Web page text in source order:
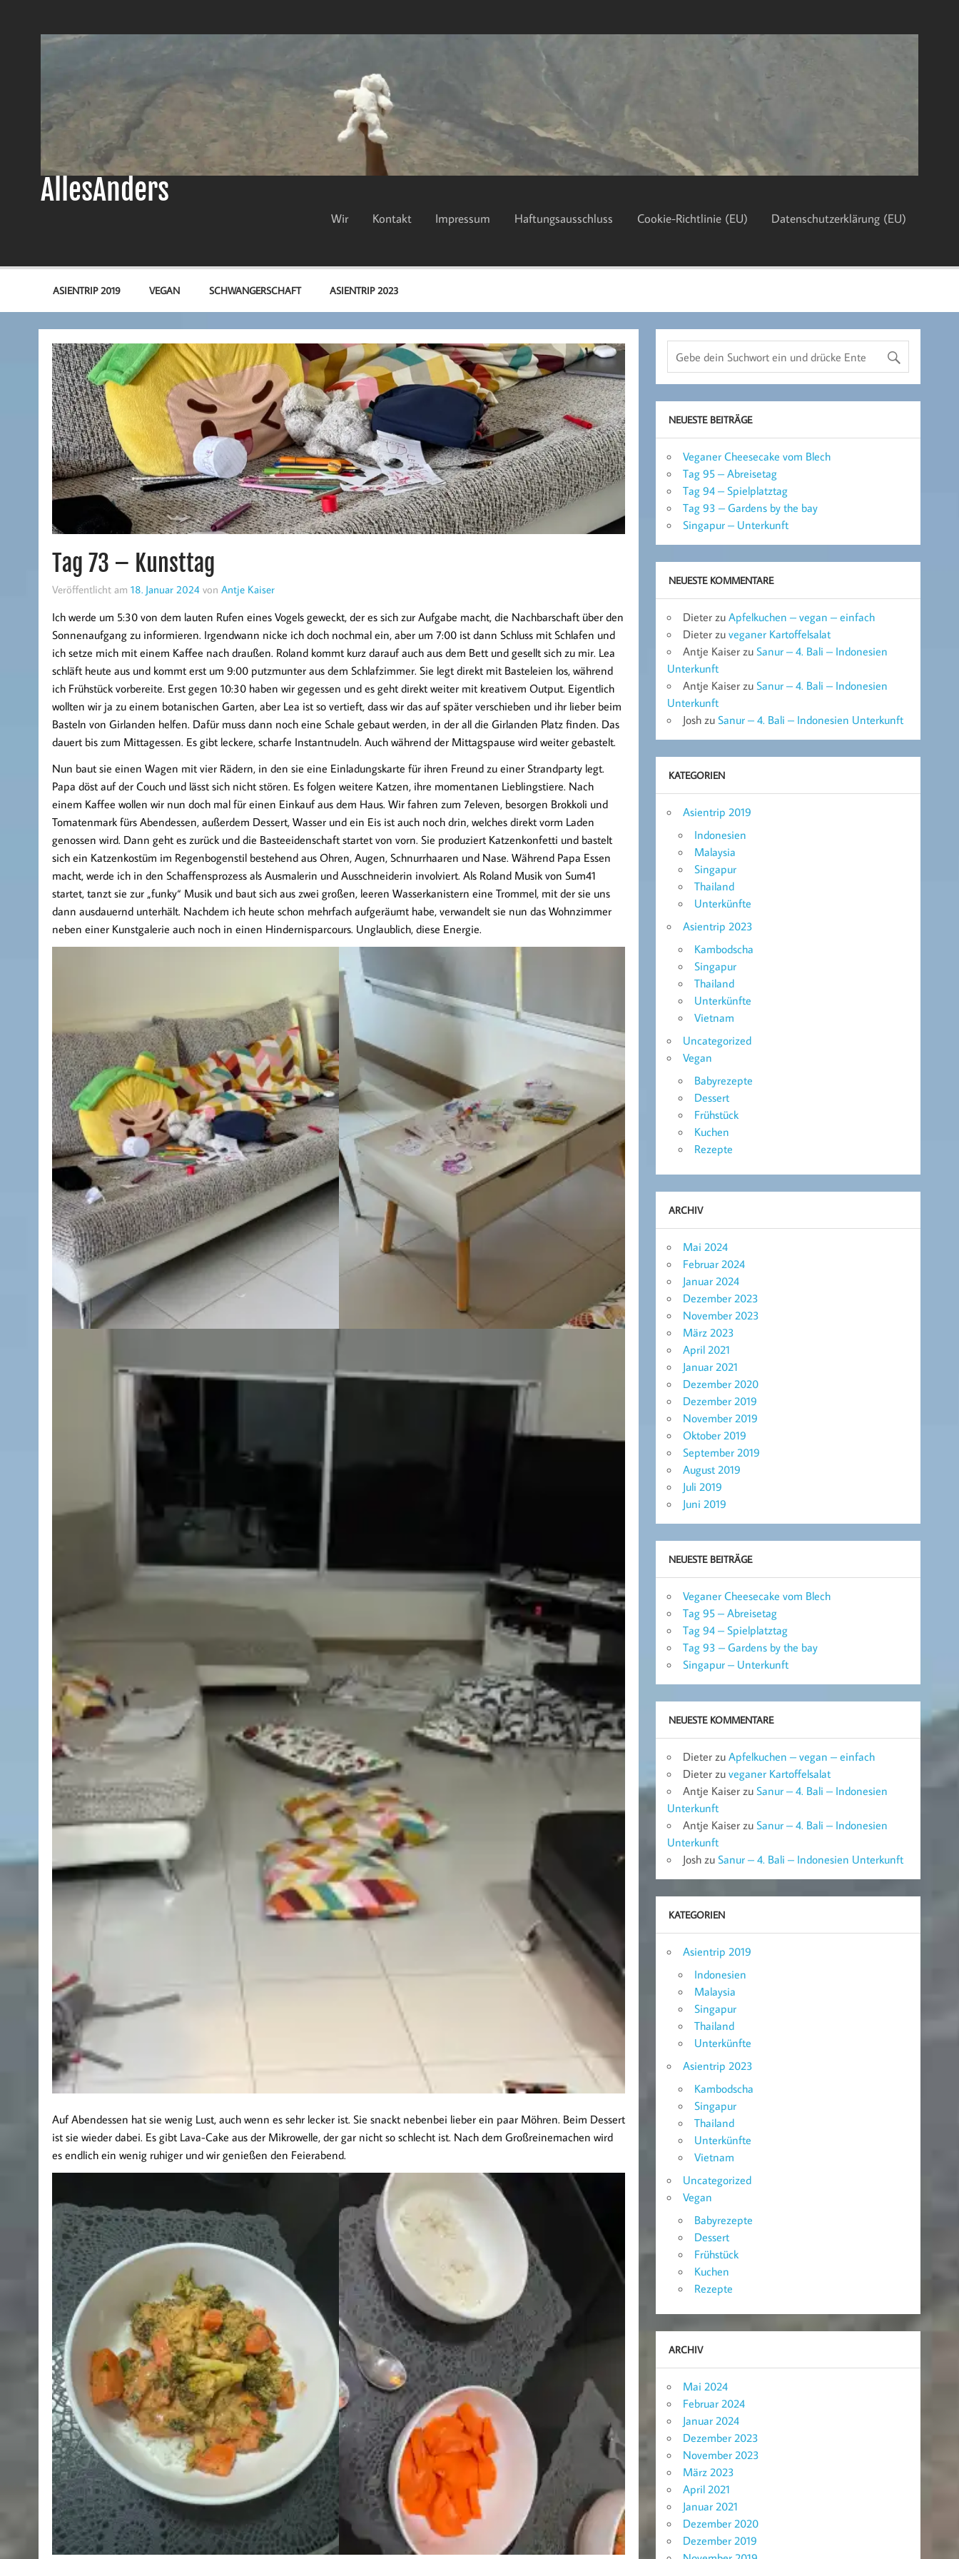
AllesAnders
Wir Kontakt Impressum Haftungsausschluss Cookie-Richtlinie (EU) Datenschutzerklärung (EU)
ASIENTRIP 2019 VEGAN SCHWANGERSCHAFT ASIENTRIP 2023
Tag 73 – Kunsttag
Veröffentlicht am 18. Januar 2024 von Antje Kaiser
Ich werde um 5:30 von dem lauten Rufen eines Vogels geweckt, der es sich zur Aufgabe macht, die Nachbarschaft über den
Sonnenaufgang zu informieren. Irgendwann nicke ich doch nochmal ein, aber um 7:00 ist dann Schluss mit Schlafen und
ich setze mich mit einem Kaffee nach draußen. Roland kommt kurz darauf auch aus dem Bett und gesellt sich zu mir. Lea
schläft heute aus und kommt erst um 9:00 putzmunter aus dem Schlafzimmer. Sie legt direkt mit Basteleien los, während
ich Frühstück vorbereite. Erst gegen 10:30 haben wir gegessen und es geht direkt weiter mit kreativem Output. Eigentlich
wollten wir ja zu einem botanischen Garten, aber Lea ist so vertieft, dass wir das auf später verschieben und ihr lieber beim
Basteln von Girlanden helfen. Dafür muss dann noch eine Schale gebaut werden, in der all die Girlanden Platz finden. Das
dauert bis zum Mittagessen. Es gibt leckere, scharfe Instantnudeln. Auch während der Mittagspause wird weiter gebastelt.
Nun baut sie einen Wagen mit vier Rädern, in den sie eine Einladungskarte für ihren Freund zu einer Strandparty legt.
Papa döst auf der Couch und lässt sich nicht stören. Es folgen weitere Katzen, ihre momentanen Lieblingstiere. Nach
einem Kaffee wollen wir nun doch mal für einen Einkauf aus dem Haus. Wir fahren zum 7eleven, besorgen Brokkoli und
Tomatenmark fürs Abendessen, außerdem Dessert, Wasser und ein Eis ist auch noch drin, welches direkt vorm Laden
genossen wird. Dann geht es zurück und die Basteeidenschaft startet von vorn. Sie produziert Katzenkonfetti und bastelt
sich ein Katzenkostüm im Regenbogenstil bestehend aus Ohren, Augen, Schnurrhaaren und Nase. Während Papa Essen
macht, werde ich in den Schaffensprozess als Ausmalerin und Ausschneiderin involviert. Als Roland Musik von Sum41
startet, tanzt sie zur „funky“ Musik und baut sich aus zwei großen, leeren Wasserkanistern eine Trommel, mit der sie uns
dann ausdauernd unterhält. Nachdem ich heute schon mehrfach aufgeräumt habe, verwandelt sie nun das Wohnzimmer
neben einer Kunstgalerie auch noch in einen Hindernisparcours. Unglaublich, diese Energie.
Auf Abendessen hat sie wenig Lust, auch wenn es sehr lecker ist. Sie snackt nebenbei lieber ein paar Möhren. Beim Dessert
ist sie wieder dabei. Es gibt Lava-Cake aus der Mikrowelle, der gar nicht so schlecht ist. Nach dem Großreinemachen wird
es endlich ein wenig ruhiger und wir genießen den Feierabend.
NEUESTE BEITRÄGE
Veganer Cheesecake vom Blech
Tag 95 – Abreisetag
Tag 94 – Spielplatztag
Tag 93 – Gardens by the bay
Singapur – Unterkunft
NEUESTE KOMMENTARE
Dieter zuApfelkuchen – vegan – einfach
Dieter zuveganer Kartoffelsalat
Antje Kaiser zu Sanur – 4. Bali – Indonesien
Unterkunft
Antje Kaiser zu Sanur – 4. Bali – Indonesien
Unterkunft
Josh zu Sanur – 4. Bali – Indonesien Unterkunft
KATEGORIEN
Asientrip 2019
Indonesien
Malaysia
Singapur
Thailand
Unterkünfte
Asientrip 2023
Kambodscha
Singapur
Thailand
Unterkünfte
Vietnam
Uncategorized
Vegan
Babyrezepte
Dessert
Frühstück
Kuchen
Rezepte
ARCHIV
Mai 2024
Februar 2024
Januar 2024
Dezember 2023
November 2023
März 2023
April 2021
Januar 2021
Dezember 2020
Dezember 2019
November 2019
Oktober 2019
September 2019
August 2019
Juli 2019
Juni 2019
NEUESTE BEITRÄGE
Veganer Cheesecake vom Blech
Tag 95 – Abreisetag
Tag 94 – Spielplatztag
Tag 93 – Gardens by the bay
Singapur – Unterkunft
NEUESTE KOMMENTARE
Dieter zuApfelkuchen – vegan – einfach
Dieter zuveganer Kartoffelsalat
Antje Kaiser zu Sanur – 4. Bali – Indonesien
Unterkunft
Antje Kaiser zu Sanur – 4. Bali – Indonesien
Unterkunft
Josh zu Sanur – 4. Bali – Indonesien Unterkunft
KATEGORIEN
Asientrip 2019
Indonesien
Malaysia
Singapur
Thailand
Unterkünfte
Asientrip 2023
Kambodscha
Singapur
Thailand
Unterkünfte
Vietnam
Uncategorized
Vegan
Babyrezepte
Dessert
Frühstück
Kuchen
Rezepte
ARCHIV
Mai 2024
Februar 2024
Januar 2024
Dezember 2023
November 2023
März 2023
April 2021
Januar 2021
Dezember 2020
Dezember 2019